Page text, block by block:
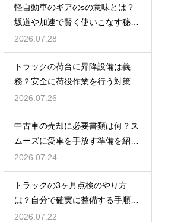
軽自動車のギアのsの意味とは？
坂道や加速で賢く使いこなす秘
訣！
2026.07.28
トラックの荷台に昇降設備は義
務？安全に荷役作業を行う対策を
紹介
2026.07.26
中古車の売却に必要書類は何？ス
ムーズに愛車を手放す準備を紹
介！
2026.07.24
トラックの3ヶ月点検のやり方
は？自分で確実に整備する手順を
紹介
2026.07.22